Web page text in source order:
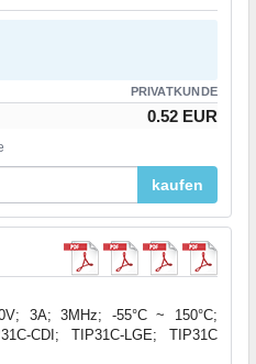
PRIVATKUNDE
0.52 EUR
kaufen
3A; 3MHz; -55°C ~ 150°C;
CDI; TIP31C-LGE; TIP31C